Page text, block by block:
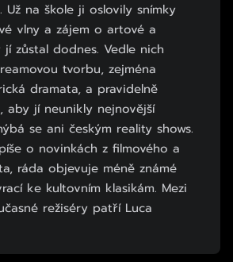
Už na škole ji oslovily snímky
vlny a zájem o artové a
zůstal dodnes. Vedle nich
tvorbu, zejména
dramata, a pravidelně
aby jí neunikly nejnovější
se ani českým reality shows.
o novinkách z filmového a
ráda objevuje méně známé
ke kultovním klasikám. Mezi
režiséry patří Luca